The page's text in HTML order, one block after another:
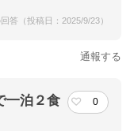
答（投稿日：2025/9/23）
通報する
一泊２食
0